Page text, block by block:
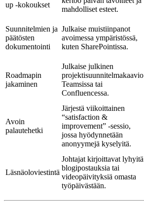
up -kokoukset
mahdolliset esteet.
Suunnitelmien ja
päätösten
dokumentointi
Julkaise muistiinpanot
avoimessa ympäristössä,
kuten SharePointissa.
Roadmapin
jakaminen
Julkaise julkinen
projektisuunnitelmakaavio
Teamsissa tai
Confluencessa.
Avoin
palautehetki
Järjestä viikoittainen
“satisfaction &
improvement” -sessio,
jossa hyödynnetään
anonyymejä kyselyitä.
Läsnäoloviestintä
Johtajat kirjoittavat lyhyitä
blogipostauksia tai
videopäivityksiä omasta
työpäivästään.